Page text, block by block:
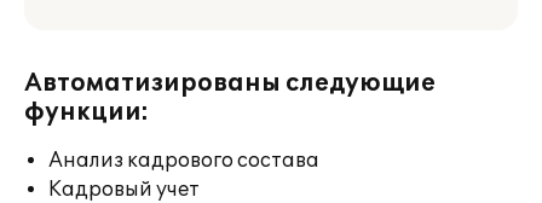
Автоматизированы следующие
функции:
Анализ кадрового состава
Кадровый учет